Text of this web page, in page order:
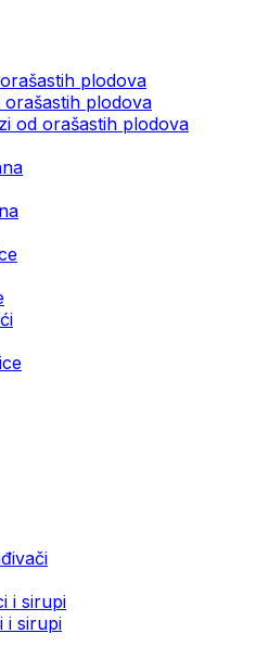
plodova
orašastih plodova
od orašastih plodova
i sirupi
i sirupi